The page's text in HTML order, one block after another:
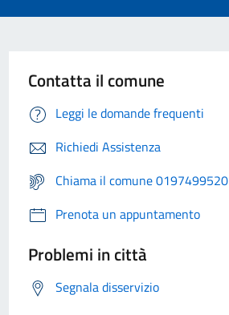
Contatta il comune
Leggi le domande frequenti
Richiedi Assistenza
Chiama il comune 0197499520
Prenota un appuntamento
Problemi in città
Segnala disservizio